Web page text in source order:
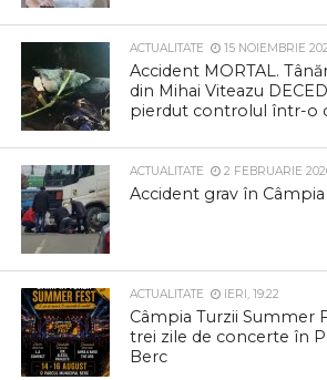
ACTUALITATE 15 NOIEMBRIE
Accident MORTAL.
din Mihai Viteazu
pierdut controlul într-o
ACTUALITATE 2 FEBRUARIE
Accident grav în Câmpia
ACTUALITATE IERI, 19:22
Câmpia Turzii Summer
trei zile de concerte în
Berc